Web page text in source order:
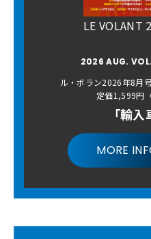
LE VOLANT
2026 AUG.
ル・ボラン2026年8
定価1,599円
「輸入
MORE